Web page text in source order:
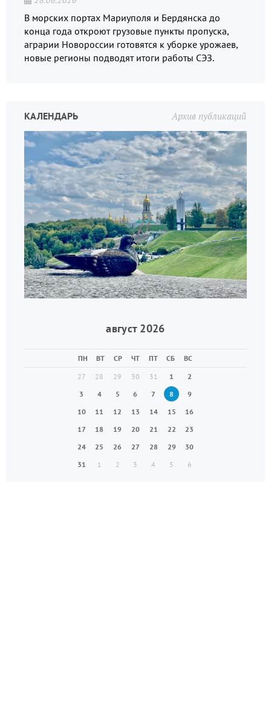
В морских портах Мариуполя и Бердянска до
конца года откроют грузовые пункты пропуска,
аграрии Новороссии готовятся к уборке урожаев,
новые регионы подводят итоги работы СЭЗ.
Архив публикаций
КАЛЕНДАРЬ
август 2026
ПН ВТ СР ЧТ ПТ СБ
ВС
27
28 29 30 31 1
2
3
4 5 6 7 8
9
10
11 12 13 14 15
16
17
18 19 20 21 22
23
24
25 26 27 28 29
30
31
1 2 3 4 5 6